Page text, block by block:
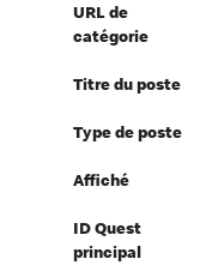
URL de
catégorie
Titre du poste
Type de poste
Affiché
ID Quest
principal